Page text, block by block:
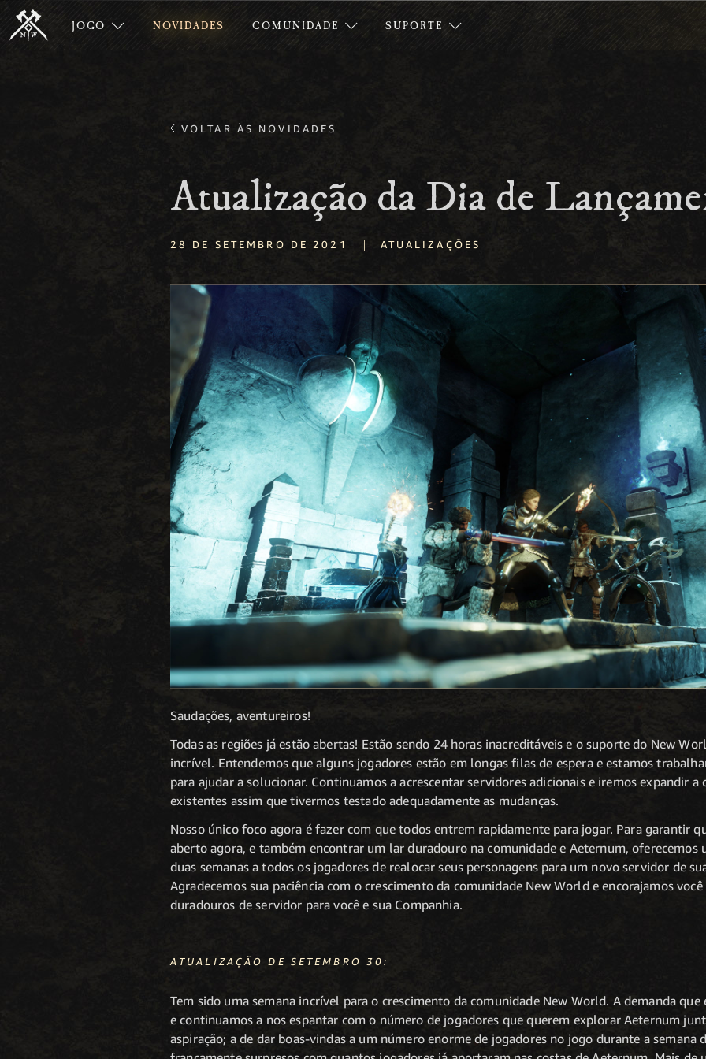
JOGO NOVIDADES COMUNIDADE SUPORTE
VOLTAR ÀS NOVIDADES
Atualização da Dia de
28 DE SETEMBRO DE 2021 | ATUALIZAÇÕES
Saudações, aventureiros!
Todas as regiões já estão abertas! Estão sendo 24 horas inacreditáveis e o suporte do New
incrível. Entendemos que alguns jogadores estão em longas filas de espera e estamos
para ajudar a solucionar. Continuamos a acrescentar servidores adicionais e iremos expandir a
existentes assim que tivermos testado adequadamente as mudanças.
Nosso único foco agora é fazer com que todos entrem rapidamente para jogar. Para garantir
aberto agora, e também encontrar um lar duradouro na comunidade e Aeternum, oferecemos
duas semanas a todos os jogadores de realocar seus personagens para um novo servidor de
Agradecemos sua paciência com o crescimento da comunidade New World e encorajamos
duradouros de servidor para você e sua Companhia.
ATUALIZAÇÃO DE SETEMBRO 30:
Tem sido uma semana incrível para o crescimento da comunidade New World. A demanda
e continuamos a nos espantar com o número de jogadores que querem explorar Aeternum
aspiração; a de dar boas-vindas a um número enorme de jogadores no jogo durante a semana